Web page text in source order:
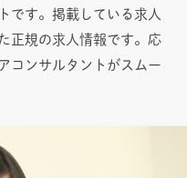
です。掲載している求人
正規の求人情報です。応
コンサルタントがスムー